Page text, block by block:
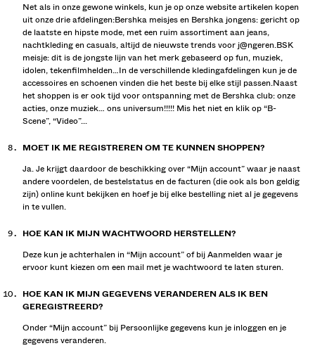
Net als in onze gewone winkels, kun je op onze website artikelen kopen
uit onze drie afdelingen:Bershka meisjes en Bershka jongens: gericht op
de laatste en hipste mode, met een ruim assortiment aan jeans,
nachtkleding en casuals, altijd de nieuwste trends voor j@ngeren.BSK
meisje: dit is de jongste lijn van het merk gebaseerd op fun, muziek,
idolen, tekenfilmhelden…In de verschillende kledingafdelingen kun je de
accessoires en schoenen vinden die het beste bij elke stijl passen.Naast
het shoppen is er ook tijd voor ontspanning met de Bershka club: onze
acties, onze muziek… ons universum!!!!! Mis het niet en klik op “B-
Scene”, “Video”...
MOET IK ME REGISTREREN OM TE KUNNEN SHOPPEN?
Ja. Je krijgt daardoor de beschikking over “Mijn account” waar je naast
andere voordelen, de bestelstatus en de facturen (die ook als bon geldig
zijn) online kunt bekijken en hoef je bij elke bestelling niet al je gegevens
in te vullen.
HOE KAN IK MIJN WACHTWOORD HERSTELLEN?
Deze kun je achterhalen in “Mijn account” of bij Aanmelden waar je
ervoor kunt kiezen om een mail met je wachtwoord te laten sturen.
HOE KAN IK MIJN GEGEVENS VERANDEREN ALS IK BEN
GEREGISTREERD?
Onder “Mijn account” bij Persoonlijke gegevens kun je inloggen en je
gegevens veranderen.